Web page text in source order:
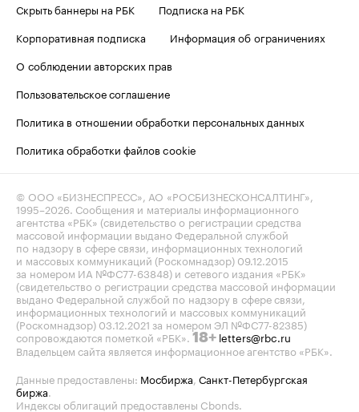
Скрыть баннеры на РБК
Подписка на РБК
Корпоративная подписка
Информация об ограничениях
О соблюдении авторских прав
Пользовательское соглашение
Политика в отношении обработки персональных данных
Политика обработки файлов cookie
© ООО «БИЗНЕСПРЕСС», АО «РОСБИЗНЕСКОНСАЛТИНГ»,
1995–2026. Сообщения и материалы информационного
агентства «РБК» (свидетельство о регистрации средства
массовой информации выдано Федеральной службой
по надзору в сфере связи, информационных технологий
и массовых коммуникаций (Роскомнадзор) 09.12.2015
за номером ИА №ФС77-63848) и сетевого издания «РБК»
(свидетельство о регистрации средства массовой информации
выдано Федеральной службой по надзору в сфере связи,
информационных технологий и массовых коммуникаций
(Роскомнадзор) 03.12.2021 за номером ЭЛ №ФС77-82385)
сопровождаются пометкой «РБК». 18+ letters@rbc.ru
Владельцем сайта является информационное агентство «РБК».
Данные предоставлены: Мосбиржа, Санкт-Петербургская
биржа.
Индексы облигаций предоставлены Cbonds.